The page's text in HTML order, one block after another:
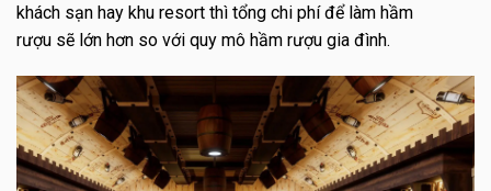
khách sạn hay khu resort thì tổng chi phí để làm hầm
rượu sẽ lớn hơn so với quy mô hầm rượu gia đình.